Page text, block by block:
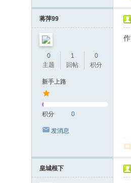
蒋萍99
0
主题
1
回帖
0
积分
新手上路
积分 0
发消息
皇城根下